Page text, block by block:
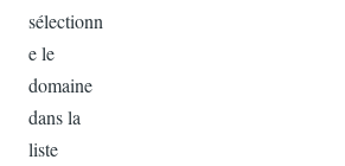
sélectionn
e le
domaine
dans la
liste